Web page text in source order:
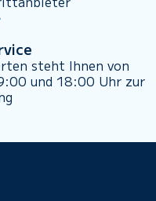
steht Ihnen von
und 18:00 Uhr zur